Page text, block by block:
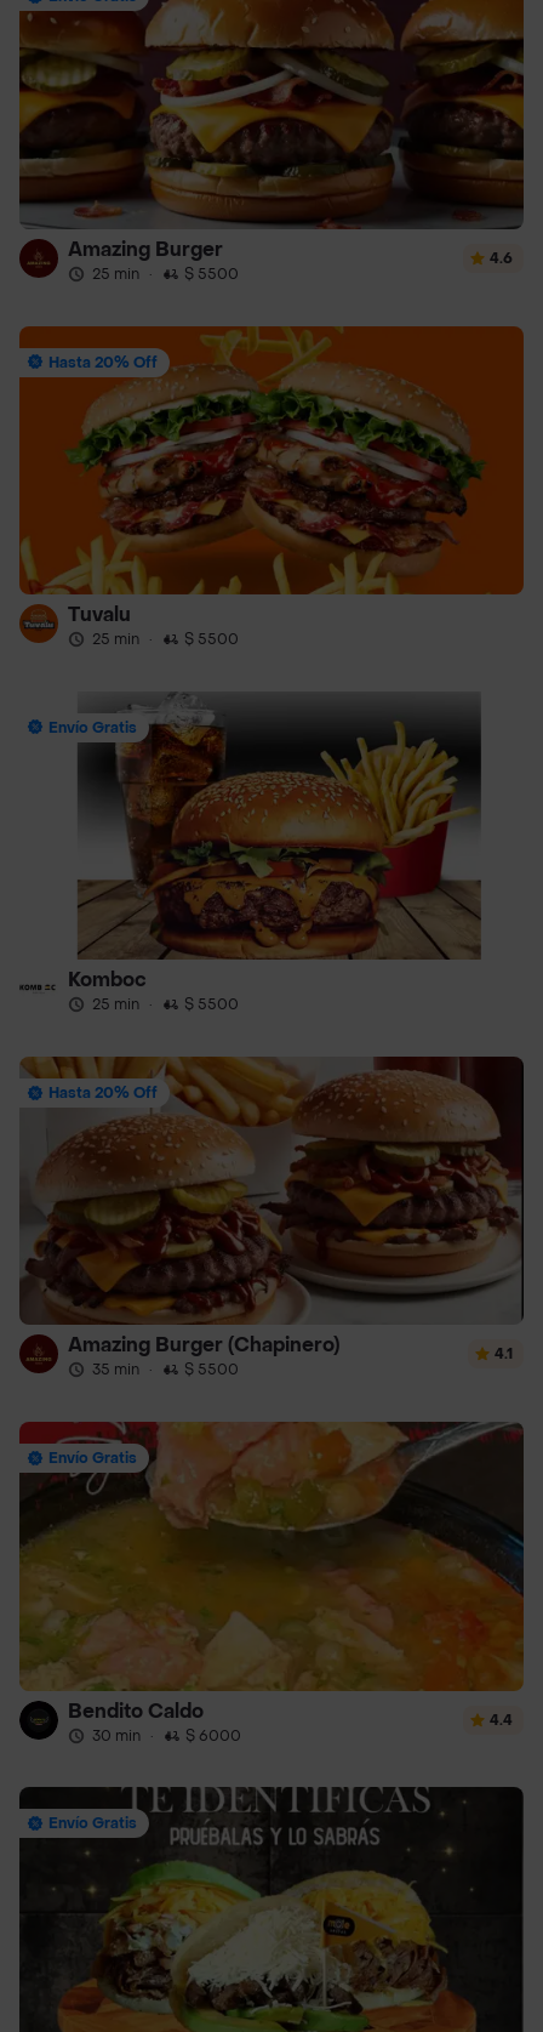
Amazing Burger
25 min · $ 5500
4.6
Hasta 20% Off
Tuvalu
25 min · $ 5500
Envío Gratis
Komboc
25 min · $ 5500
Hasta 20% Off
Amazing Burger (Chapinero)
35 min · $ 5500
4.1
Envío Gratis
Bendito Caldo
30 min · $ 6000
4.4
Envío Gratis